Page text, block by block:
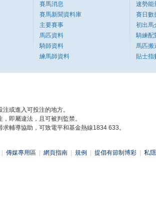
賽馬消息
賽馬新聞資料庫
主要賽事
馬匹資料
騎師資料
練馬師資料
速勢能
賽日數
初出馬
騎練配
馬匹搬
貼士指
或進入可投注的地方。
即屬違法，且可被判監禁。
輔導協助，可致電平和基金熱線1834 633。
傳媒專用區 網頁指南 規例 提倡有節制博彩 私